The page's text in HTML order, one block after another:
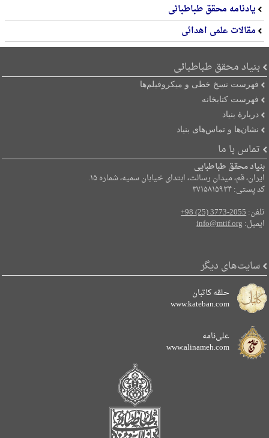
یادنامه محقق طباطبائی
مقالات علمی اهدائی
بنیاد محقق طباطبائی
فهرست نسخ خطی و میکروفیلم‌ها
فهرست کتابخانه
دربارۀ بنیاد
نشان‌ها و تماس‌های بنیاد
تماس با ما
بنیاد محقق طباطبایی
ایران، قم، میدان رسالت، ابتدای خیابان سمیه، شماره ۱۵.
کد پستی: ۳۷۱۵۸۱۵۹۳۴
تلفن:+98 (25) 3773-2055
ایمیل:info@mtif.org
سایت‌های دیگر
حلقه کاتبان
www.kateban.com
علی‌نامه
www.alinameh.com